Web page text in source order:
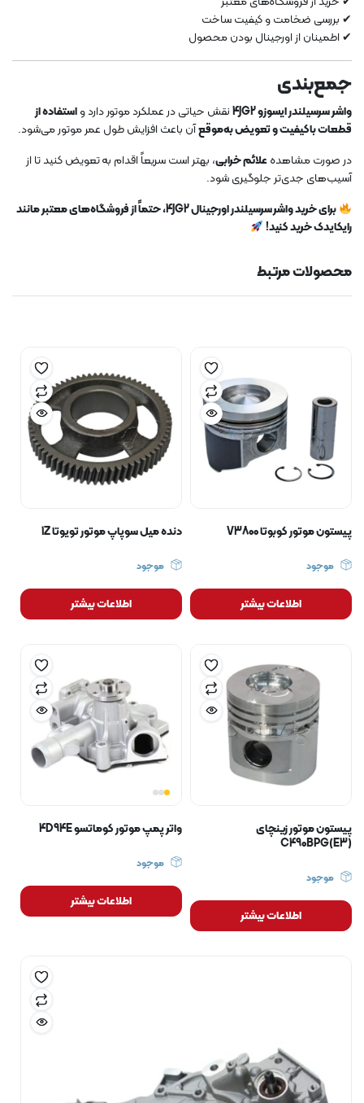
✔ بررسی ضخامت و کیفیت ساخت
✔ اطمینان از اورجینال بودن محصول
جمع‌بندی
واشر سرسیلندر ایسوزو 4JG2 نقش حیاتی در عملکرد موتور دارد واستفاده از
قطعات باکیفیت و تعویض به‌موقعآن باعث افزایش طول عمر موتور می‌شود.
در صورت مشاهده علائم خرابی، بهتر است سریعاً اقدام به تعویض کنید تا از
آسیب‌های جدی‌تر جلوگیری شود.
برای خرید واشر سرسیلندر اورجینال 4JG2، حتماً از فروشگاه‌های معتبر مانند
رایکایدک خرید کنید!
محصولات مرتبط
پیستون موتور کوبوتا V3800
موجود
اطلاعات بیشتر
دنده میل سوپاپ موتور تویوتا 1Z
موجود
اطلاعات بیشتر
پیستون موتور زینچای
C490BPG(E3)
موجود
اطلاعات بیشتر
واتر پمپ موتور کوماتسو 4D94E
موجود
اطلاعات بیشتر